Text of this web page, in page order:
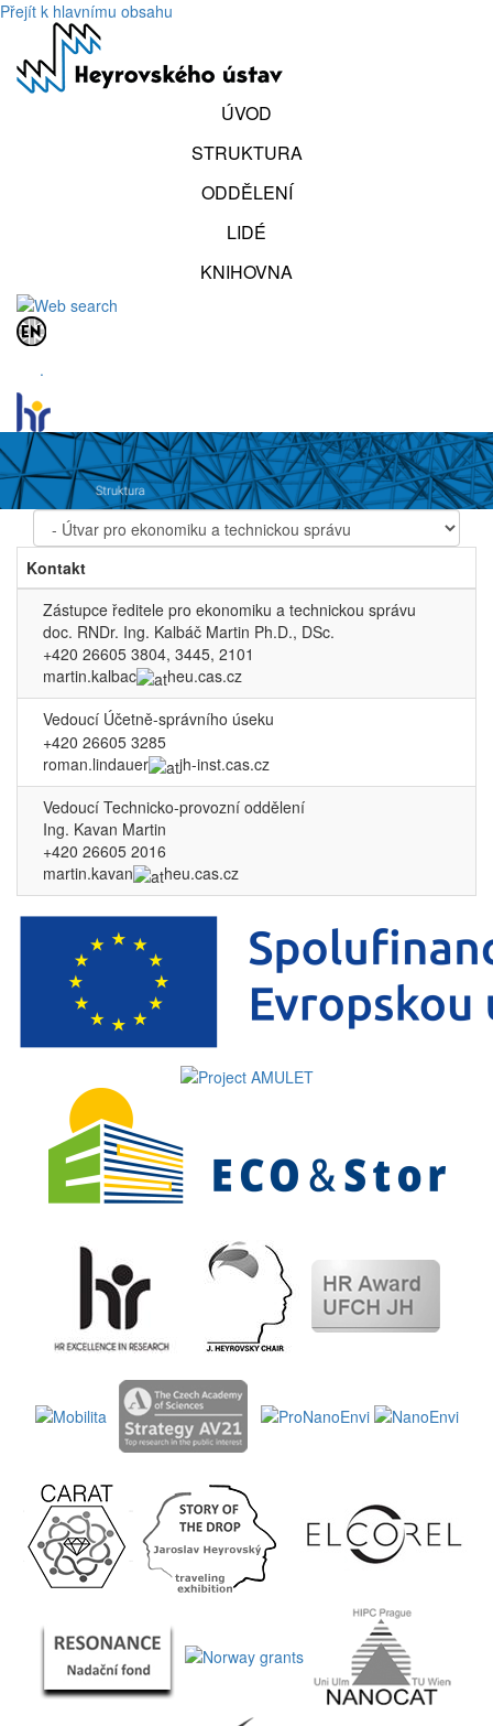
Přejít k hlavnímu obsahu
ÚVOD
STRUKTURA
ODDĚLENÍ
LIDÉ
KNIHOVNA
.
Kontakt
Zástupce ředitele pro ekonomiku a technickou správu
doc. RNDr. Ing. Kalbáč Martin Ph.D., DSc.
+420 26605 3804, 3445, 2101
martin.kalbac
heu.cas.cz
Vedoucí Účetně-správního úseku
+420 26605 3285
roman.lindauer
jh-inst.cas.cz
Vedoucí Technicko-provozní oddělení
Ing. Kavan Martin
+420 26605 2016
martin.kavan
heu.cas.cz